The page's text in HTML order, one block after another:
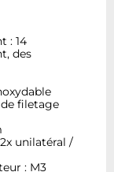
: 14
des
de filetage
unilatéral /
: M3